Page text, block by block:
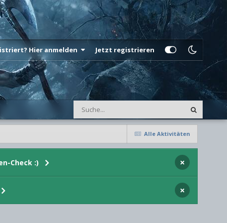
Hier anmelden Jetzt registrieren
Alle Aktivitäten
Check :) ×
×